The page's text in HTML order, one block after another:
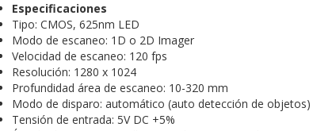
Especificaciones
Tipo: CMOS, 625nm LED
Modo de escaneo: 1D o 2D Imager
Velocidad de escaneo: 120 fps
Resolución: 1280 x 1024
Profundidad área de escaneo: 10-320 mm
Modo de disparo: automático (auto detección de objetos)
Tensión de entrada: 5V DC +5%